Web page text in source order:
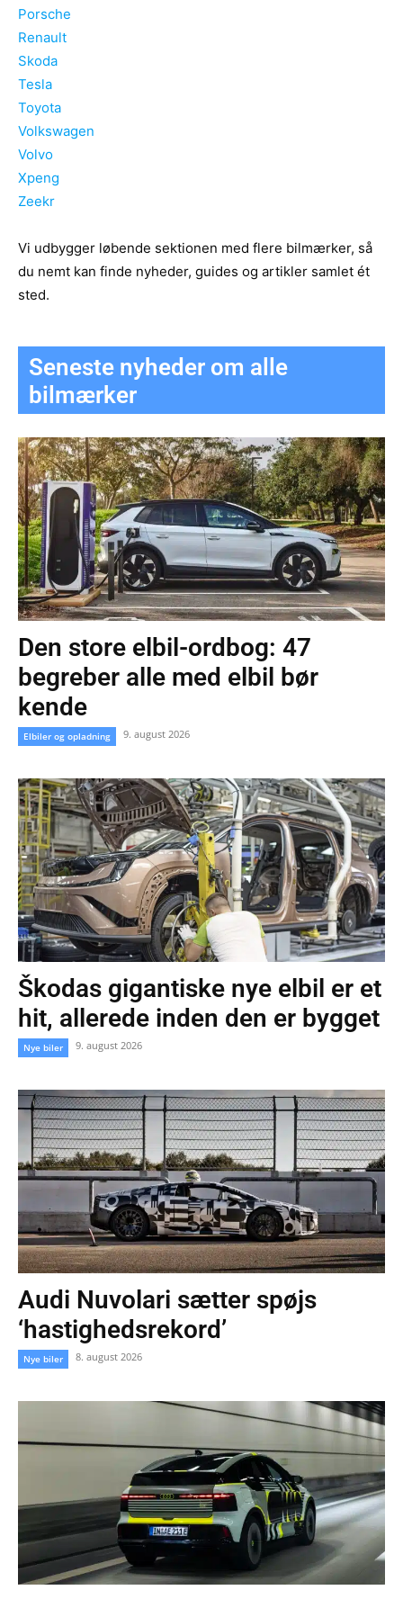
Porsche
Renault
Skoda
Tesla
Toyota
Volkswagen
Volvo
Xpeng
Zeekr
Vi udbygger løbende sektionen med flere bilmærker, så
du nemt kan finde nyheder, guides og artikler samlet ét
sted.
Seneste nyheder om alle
bilmærker
Den store elbil-ordbog: 47
begreber alle med elbil bør
kende
Elbiler og opladning 9. august 2026
Škodas gigantiske nye elbil er et
hit, allerede inden den er bygget
Nye biler 9. august 2026
Audi Nuvolari sætter spøjs
‘hastighedsrekord’
Nye biler 8. august 2026